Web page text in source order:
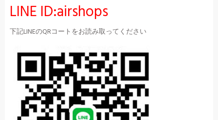
LINE ID:airshops
下記LINEのQRコートをお読み取ってください